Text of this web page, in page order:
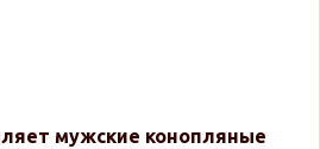
мужские конопляные